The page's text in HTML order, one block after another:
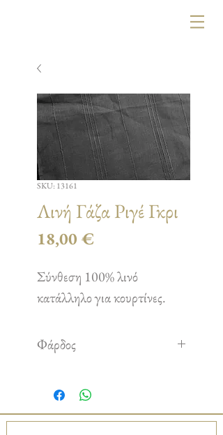
SKU: 13161
Λινή Γάζα Ριγέ Γκρι
18,00 €
Σύνθεση 100% λινό
κατάλληλο για κουρτίνες.
Φάρδος